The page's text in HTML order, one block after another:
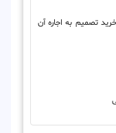
تصمیم به اجاره آن